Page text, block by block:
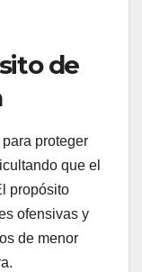
de
proteger
que el
propósito
ofensivas y
de menor